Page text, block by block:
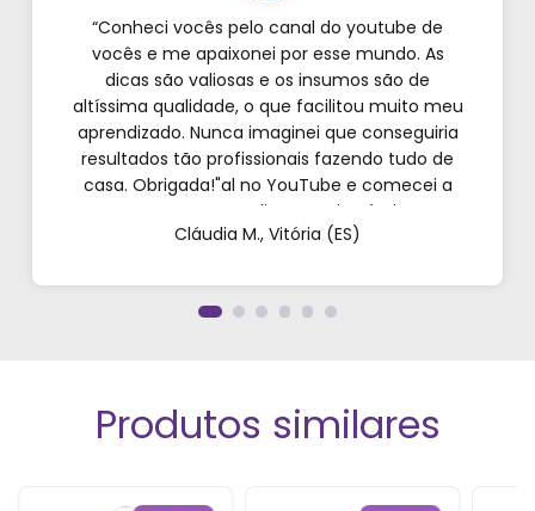
“Conheci vocês pelo canal do youtube de
vocês e me apaixonei por esse mundo. As
dicas são valiosas e os insumos são de
altíssima qualidade, o que facilitou muito meu
aprendizado. Nunca imaginei que conseguiria
resultados tão profissionais fazendo tudo de
casa. Obrigada!"al no YouTube e comecei a
testar em casa. As dicas são incríveis e os
produtos são exatamente como mostram nos
perfumes!”
Cláudia M., Vitória (ES)
Produtos similares